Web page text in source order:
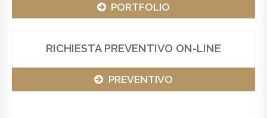
PORTFOLIO
RICHIESTA PREVENTIVO ON-LINE
PREVENTIVO